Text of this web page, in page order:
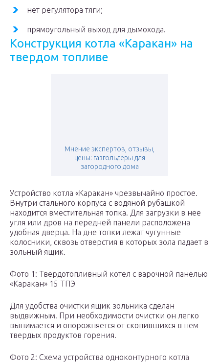
нет регулятора тяги;
прямоугольный выход для дымохода.
Конструкция котла «Каракан» на
твердом топливе
Мнение экспертов, отзывы,
цены: газгольдеры для
загородного дома
Устройство котла «Каракан» чрезвычайно простое.
Внутри стального корпуса с водяной рубашкой
находится вместительная топка. Для загрузки в нее
угля или дров на передней панели расположена
удобная дверца. На дне топки лежат чугунные
колосники, сквозь отверстия в которых зола падает в
зольный ящик.
Фото 1: Твердотопливный котел с варочной панелью
«Каракан» 15 ТПЭ
Для удобства очистки ящик зольника сделан
выдвижным. При необходимости очистки он легко
вынимается и опорожняется от скопившихся в нем
твердых продуктов горения.
Фото 2: Схема устройства одноконтурного котла